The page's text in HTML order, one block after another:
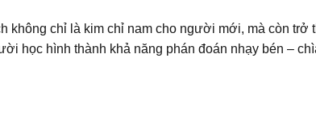
không chỉ là kim chỉ nam cho người mới, mà còn
học hình thành khả năng phán đoán nhạy bén –